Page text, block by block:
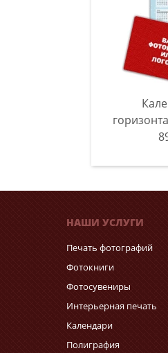
НАШИ УСЛУГИ
Печать фотографий
Фотокниги
Фотосувениры
Интерьерная печать
Календари
Полиграфия